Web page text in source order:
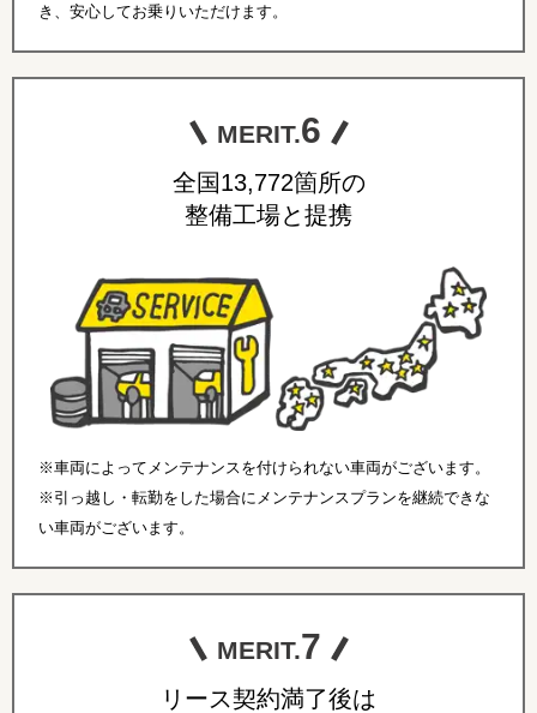
き、安心してお乗りいただけます。
MERIT.6
全国13,772箇所の
整備工場と提携
※車両によってメンテナンスを付けられない車両がございます。
※引っ越し・転勤をした場合にメンテナンスプランを継続できな
い車両がございます。
MERIT.7
リース契約満了後は